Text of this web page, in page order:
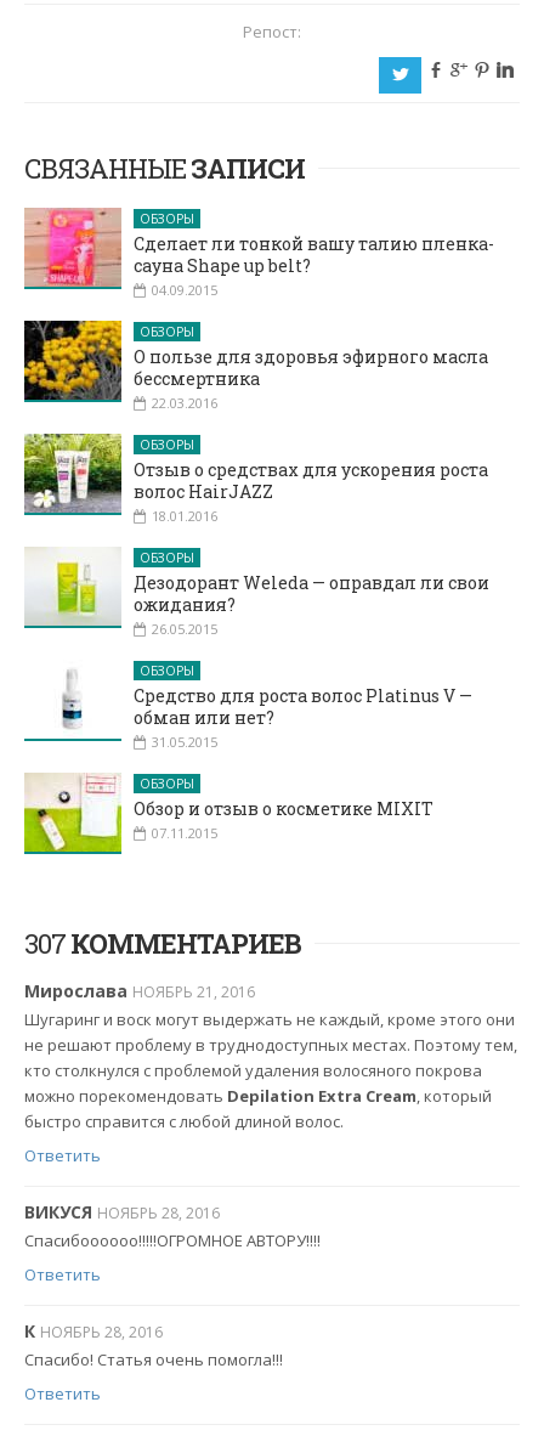
Репост:
a b c d j
СВЯЗАННЫЕЗАПИСИ
ОБЗОРЫ
Сделает ли тонкой вашу талию пленка-
сауна Shape up belt?
04.09.2015
ОБЗОРЫ
О пользе для здоровья эфирного масла
бессмертника
22.03.2016
ОБЗОРЫ
Отзыв о средствах для ускорения роста
волос HairJAZZ
18.01.2016
ОБЗОРЫ
Дезодорант Weleda — оправдал ли свои
ожидания?
26.05.2015
ОБЗОРЫ
Средство для роста волос Platinus V —
обман или нет?
31.05.2015
ОБЗОРЫ
Обзор и отзыв о косметике MIXIT
07.11.2015
307КОММЕНТАРИЕВ
Мирослава НОЯБРЬ 21, 2016
Шугаринг и воск могут выдержать не каждый, кроме этого они
не решают проблему в труднодоступных местах. Поэтому тем,
кто столкнулся с проблемой удаления волосяного покрова
можно порекомендовать Depilation Extra Cream, который
быстро справится с любой длиной волос.
Ответить
ВИКУСЯ НОЯБРЬ 28, 2016
Спасибоооооо!!!!!ОГРОМНОЕ АВТОРУ!!!!
Ответить
К НОЯБРЬ 28, 2016
Спасибо! Статья очень помогла!!!
Ответить